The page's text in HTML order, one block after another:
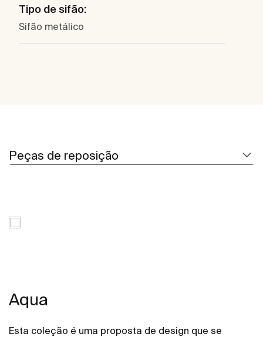
Tipo de sifão:
Sifão metálico
Peças de reposição
Aqua
Esta coleção é uma proposta de design que se